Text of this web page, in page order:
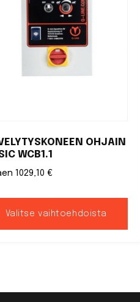
OHJAIN
WCB1.1
1029,10 €
Valitse vaihtoehdoista